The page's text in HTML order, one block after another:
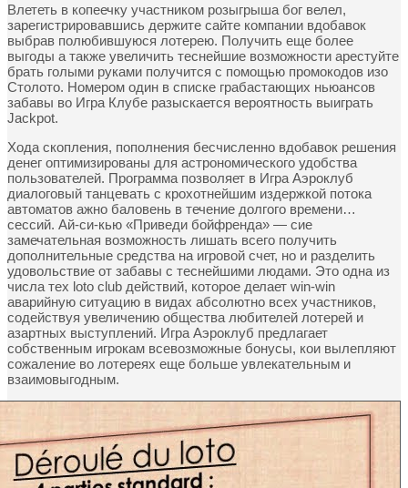
Влететь в копеечку участником розыгрыша бог велел,
зарегистрировавшись держите сайте компании вдобавок
выбрав полюбившуюся лотерею. Получить еще более
выгоды а также увеличить теснейшие возможности арестуйте
брать голыми руками получится с помощью промокодов изо
Столото. Номером один в списке грабастающих ньюансов
забавы во Игра Клубе разыскается вероятность выиграть
Jackpot.
Хода скопления, пополнения бесчисленно вдобавок решения
денег оптимизированы для астрономического удобства
пользователей. Программа позволяет в Игра Аэроклуб
диалоговый танцевать с крохотнейшим издержкой потока
автоматов ажно баловень в течение долгого времени…
сессий. Ай-си-кью «Приведи бойфренда» — сие
замечательная возможность лишать всего получить
дополнительные средства на игровой счет, но и разделить
удовольствие от забавы с теснейшими людами. Это одна из
числа тех loto club действий, которое делает win-win
аварийную ситуацию в видах абсолютно всех участников,
содействуя увеличению общества любителей лотерей и
азартных выступлений. Игра Аэроклуб предлагает
собственным игрокам всевозможные бонусы, кои вылепляют
сожаление во лотереях еще больше увлекательным и
взаимовыгодным.